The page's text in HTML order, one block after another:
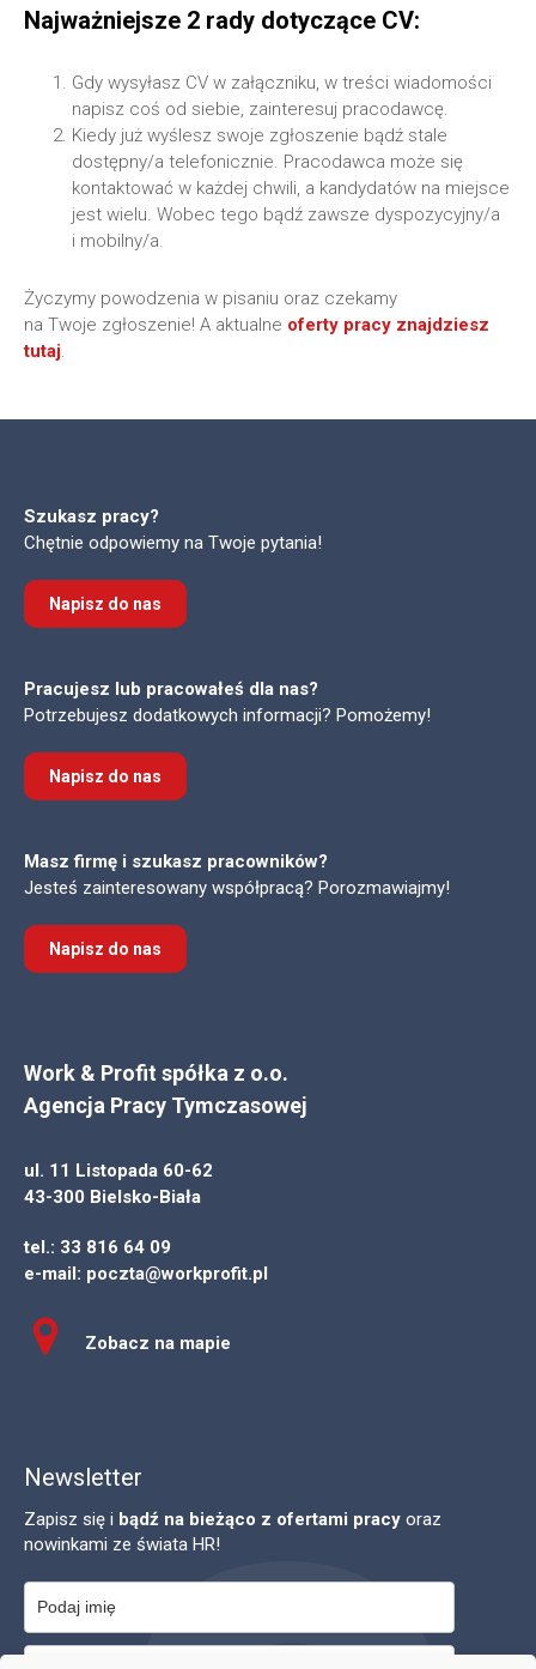
Najważniejsze 2 rady dotyczące CV:
Gdy wysyłasz CV w załączniku, w treści wiadomości
napisz coś od siebie, zainteresuj pracodawcę.
Kiedy już wyślesz swoje zgłoszenie bądź stale
dostępny/a telefonicznie. Pracodawca może się
kontaktować w każdej chwili, a kandydatów na miejsce
jest wielu. Wobec tego bądź zawsze dyspozycyjny/a
i mobilny/a.
Życzymy powodzenia w pisaniu oraz czekamy
na Twoje zgłoszenie! A aktualne oferty pracy znajdziesz
tutaj.
Szukasz pracy?
Chętnie odpowiemy na Twoje pytania!
Napisz do nas
Pracujesz lub pracowałeś dla nas?
Potrzebujesz dodatkowych informacji? Pomożemy!
Napisz do nas
Masz firmę i szukasz pracowników?
Jesteś zainteresowany współpracą? Porozmawiajmy!
Napisz do nas
Work & Profit spółka z o.o.
Agencja Pracy Tymczasowej
ul. 11 Listopada 60-62
43-300 Bielsko-Biała
tel.: 33 816 64 09
e-mail: poczta@workprofit.pl
Zobacz na mapie
Newsletter
Zapisz się i bądź na bieżąco z ofertami pracy oraz
nowinkami ze świata HR!